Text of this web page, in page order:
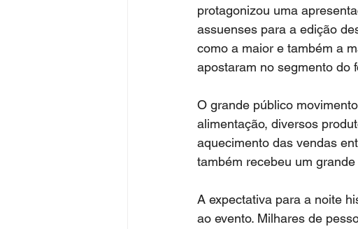
protagonizou uma
assuenses para a edição
como a maior e também a
apostaram no segmento do
O grande público
alimentação, diversos
aquecimento das vendas
também recebeu um
A expectativa para a noite
ao evento. Milhares de